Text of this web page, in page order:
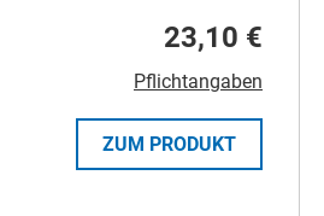
23,10 €
Pflichtangaben
ZUM PRODUKT